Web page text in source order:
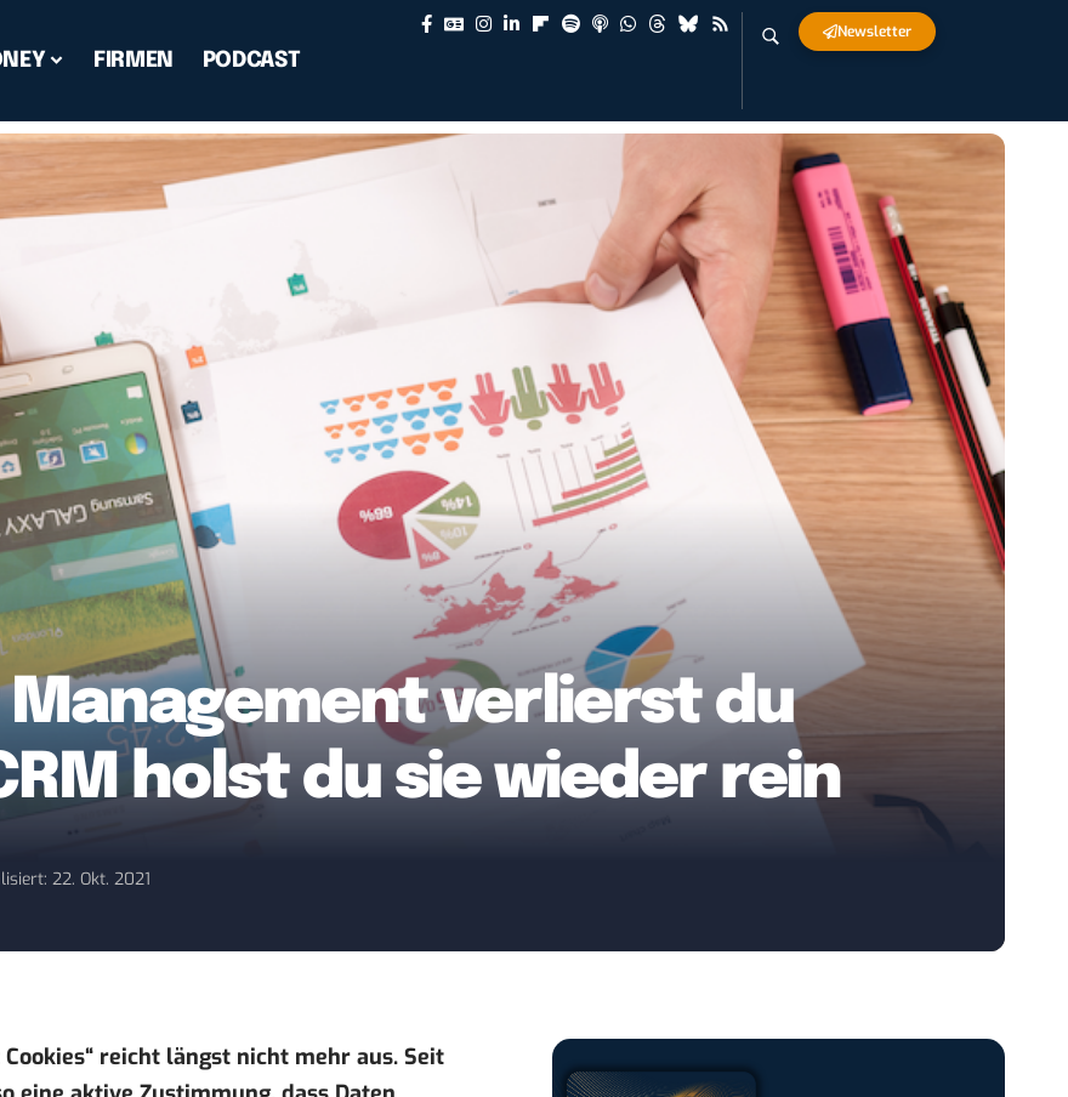
FIRMEN PODCAST
Newsletter
verlierst du
holst du sie wieder rein
22. Okt. 2021
reicht längst nicht mehr aus. Seit